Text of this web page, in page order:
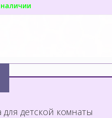
для детской комнаты